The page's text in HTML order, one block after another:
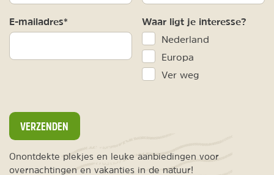
E-mailadres* Waar ligt je interesse?
Nederland
Europa
Ver weg
VERZENDEN
Onontdekte plekjes en leuke aanbiedingen voor
overnachtingen en vakanties in de natuur!